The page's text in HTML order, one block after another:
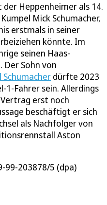
Heppenheimer als 14.
Mick Schumacher,
erstmals in seiner
könnte. Im
seinen Haas-
Der Sohn von
Schumacher dürfte 2023
1-Fahrer sein. Allerdings
erst noch
beschäftigt er sich
als Nachfolger von
Aston
99-203878/5 (dpa)